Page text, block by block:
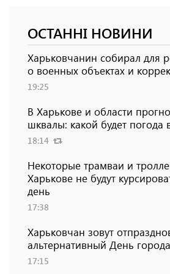
ОСТАННІ НОВИНИ
Харьковчанин собирал для
о военных объектах и
19:25
В Харькове и области
шквалы: какой будет погода
18:14
Некоторые трамваи и
Харькове не будут
день
17:38
Харьковчан зовут
альтернативный День города
17:15